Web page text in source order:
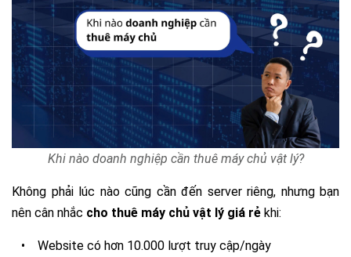
Khi nào doanh nghiệp cần thuê máy chủ vật lý?
Không phải lúc nào cũng cần đến server riêng, nhưng bạn
nên cân nhắc cho thuê máy chủ vật lý giá rẻ khi:
• Website có hơn 10.000 lượt truy cập/ngày